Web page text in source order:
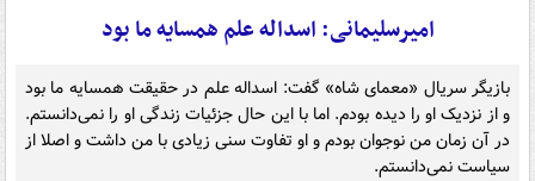
امیرسلیمانی: اسداله علم همسایه ما بود
بازیگر سریال «معمای شاه» گفت: اسداله علم در حقیقت همسایه ما بود
و از نزدیک او را دیده بودم. اما با این حال جزئیات زندگی او را نمی‌دانستم.
در آن زمان من نوجوان بودم و او تفاوت سنی زیادی با من داشت و اصلا از
سیاست نمی‌دانستم.